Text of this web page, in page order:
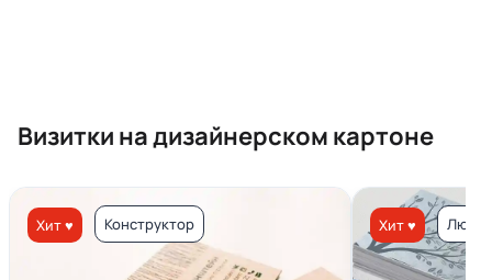
Визитки на дизайнерском картоне
Хит ♥ Конструктор Хит ♥ Люкс